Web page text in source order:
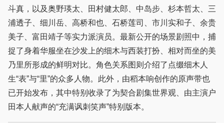
斗真，以及奥野瑛太、田村健太郎、中岛步、杉本哲太、三
浦透子、细川岳、高桥和也、石桥莲司、市川实和子、余贵
美子、富田靖子等实力派演员。最新公开的场景剧照中，捕
捉了身着华服坐在沙发上的细木与西装打扮、相对而坐的美
乃里所形成的鲜明对比。角色关系图则介绍了点缀细木人
生“表”与“里”的众多人物。此外，由稻本响创作的原声带也
已开始发布，其中特别收录了为契合剧集世界观、由主演户
田本人献声的“充满讽刺笑声”特别版本。